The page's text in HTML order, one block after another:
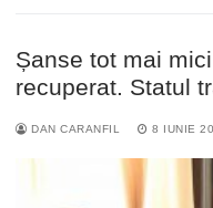
Șanse tot mai
recuperat. Statul
DAN CARANFIL 8 IUNIE